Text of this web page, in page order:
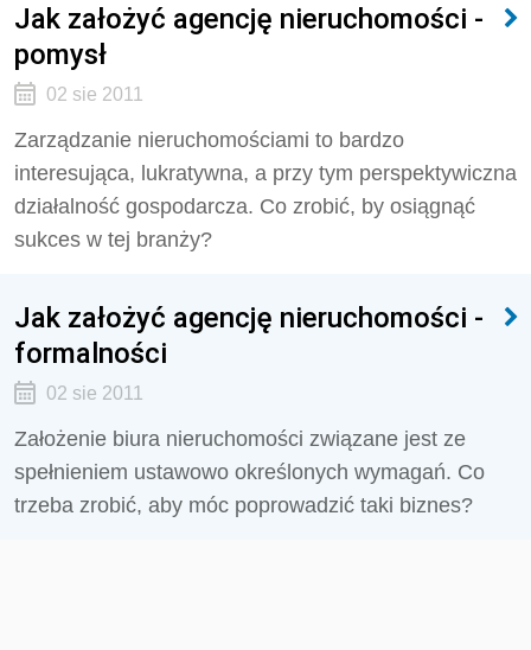
Jak założyć agencję nieruchomości -
pomysł
02 sie 2011
Zarządzanie nieruchomościami to bardzo
interesująca, lukratywna, a przy tym perspektywiczna
działalność gospodarcza. Co zrobić, by osiągnąć
sukces w tej branży?
Jak założyć agencję nieruchomości -
formalności
02 sie 2011
Założenie biura nieruchomości związane jest ze
spełnieniem ustawowo określonych wymagań. Co
trzeba zrobić, aby móc poprowadzić taki biznes?